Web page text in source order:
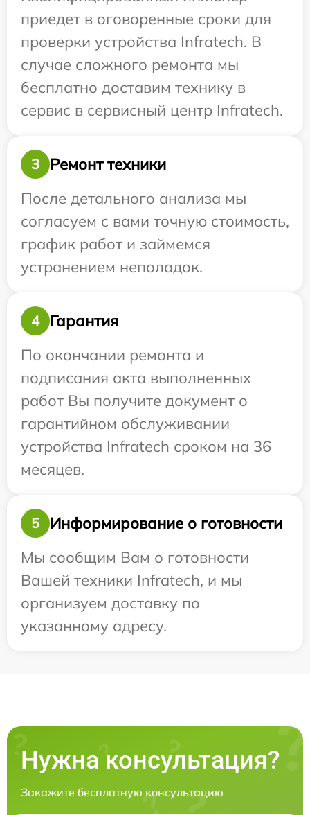
приедет в оговоренные сроки для
проверки устройства Infratech. В
случае сложного ремонта мы
бесплатно доставим технику в
сервис в сервисный центр Infratech.
3
Ремонт техники
После детального анализа мы
согласуем с вами точную стоимость,
график работ и займемся
устранением неполадок.
4
Гарантия
По окончании ремонта и
подписания акта выполненных
работ Вы получите документ о
гарантийном обслуживании
устройства Infratech сроком на 36
месяцев.
5
Информирование о готовности
Мы сообщим Вам о готовности
Вашей техники Infratech, и мы
организуем доставку по
указанному адресу.
Нужна консультация?
Закажите бесплатную консультацию